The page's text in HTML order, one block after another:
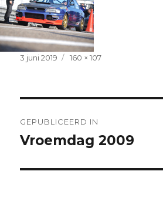
Geplaatst
3 juni 2019
Volledige
160 × 107
GEPUBLICEERD IN
Vroemdag 2009